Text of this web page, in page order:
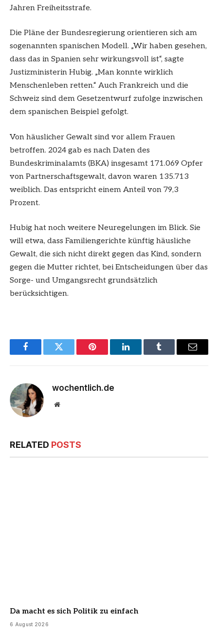
Jahren Freiheitsstrafe.
Die Pläne der Bundesregierung orientieren sich am
sogenannten spanischen Modell. „Wir haben gesehen,
dass das in Spanien sehr wirkungsvoll ist“, sagte
Justizministerin Hubig. „Man konnte wirklich
Menschenleben retten.“ Auch Frankreich und die
Schweiz sind dem Gesetzentwurf zufolge inzwischen
dem spanischen Beispiel gefolgt.
Von häuslicher Gewalt sind vor allem Frauen
betroffen. 2024 gab es nach Daten des
Bundeskriminalamts (BKA) insgesamt 171.069 Opfer
von Partnerschaftsgewalt, davon waren 135.713
weiblich. Das entspricht einem Anteil von 79,3
Prozent.
Hubig hat noch weitere Neuregelungen im Blick. Sie
will etwa, dass Familiengerichte künftig häusliche
Gewalt, die sich nicht direkt gegen das Kind, sondern
gegen die Mutter richtet, bei Entscheidungen über das
Sorge- und Umgangsrecht grundsätzlich
berücksichtigen.
FacebookTwitter Pinterest LinkedInTumblr Email
wochentlich.de
Website
RELATED POSTS
Da macht es sich Politik zu einfach
6 August 2026